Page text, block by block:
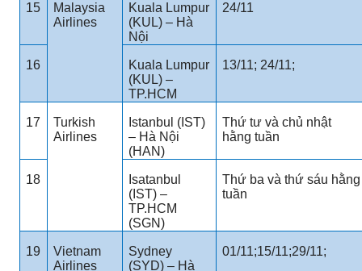
15
Malaysia
Airlines
Kuala Lumpur
(KUL) – Hà
Nội
24/11
16
Kuala Lumpur
(KUL) –
TP.HCM
13/11; 24/11;
17
Turkish
Airlines
Istanbul (IST)
– Hà Nội
(HAN)
Thứ tư và chủ nhật
hằng tuần
18
Isatanbul
(IST) –
TP.HCM
(SGN)
Thứ ba và thứ sáu hằng
tuần
19
Vietnam
Airlines
Sydney
(SYD) – Hà
01/11;15/11;29/11;